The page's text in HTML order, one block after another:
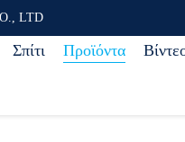
LTD
Σπίτι Προϊόντα